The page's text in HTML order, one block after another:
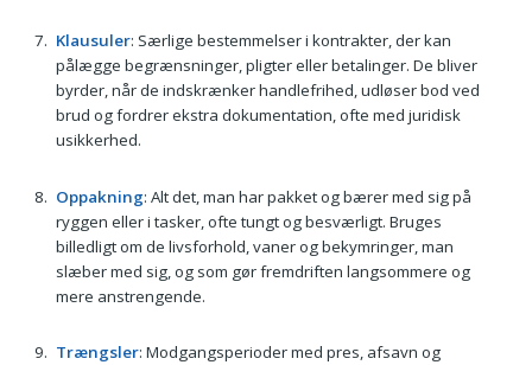
Klausuler: Særlige bestemmelser i kontrakter, der kan
pålægge begrænsninger, pligter eller betalinger. De bliver
byrder, når de indskrænker handlefrihed, udløser bod ved
brud og fordrer ekstra dokumentation, ofte med juridisk
usikkerhed.
Oppakning: Alt det, man har pakket og bærer med sig på
ryggen eller i tasker, ofte tungt og besværligt. Bruges
billedligt om de livsforhold, vaner og bekymringer, man
slæber med sig, og som gør fremdriften langsommere og
mere anstrengende.
Trængsler: Modgangsperioder med pres, afsavn og